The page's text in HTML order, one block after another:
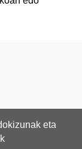
eta